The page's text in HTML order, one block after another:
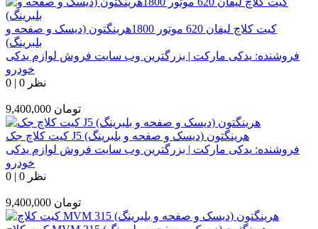
کیت کلاچ لیفان 620 موتور 1800هرینگتون (دیسک و صفحه و
بلبرینگ)
فروشنده: یدکی مارکت | بزرگترین وب سایت فروش لوازم یدکی
خودرو
0 | 0 نظر
9,400,000 تومان
کیت کلاچ جک J5 هرینگتون (دیسک و صفحه و بلبرینگ)
فروشنده: یدکی مارکت | بزرگترین وب سایت فروش لوازم یدکی
خودرو
0 | 0 نظر
9,400,000 تومان